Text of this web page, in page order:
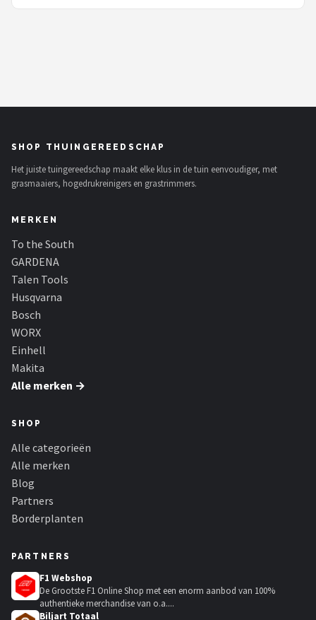
SHOP THUINGEREEDSCHAP
Het juiste tuingereedschap maakt elke klus in de tuin eenvoudiger, met
grasmaaiers, hogedrukreinigers en grastrimmers.
MERKEN
To the South
GARDENA
Talen Tools
Husqvarna
Bosch
WORX
Einhell
Makita
Alle merken →
SHOP
Alle categorieën
Alle merken
Blog
Partners
Borderplanten
PARTNERS
F1 Webshop
De Grootste F1 Online Shop met een enorm aanbod van 100%
authentieke merchandise van o.a....
Biljart Totaal